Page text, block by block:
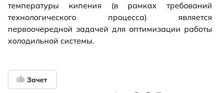
температуры кипения (в рамках требований
технологического процесса) является
первоочередной задачей для оптимизации работы
холодильной системы.
Зачет